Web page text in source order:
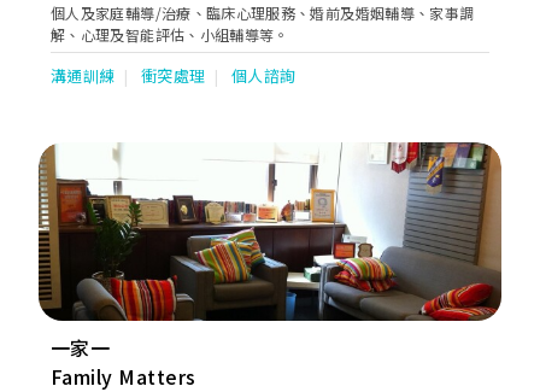
個人及家庭輔導/治療、臨床心理服務、婚前及婚姻輔導、家事調
解、心理及智能評估、小組輔導等。
溝通訓練 衝突處理 個人諮詢
一家一
Family Matters